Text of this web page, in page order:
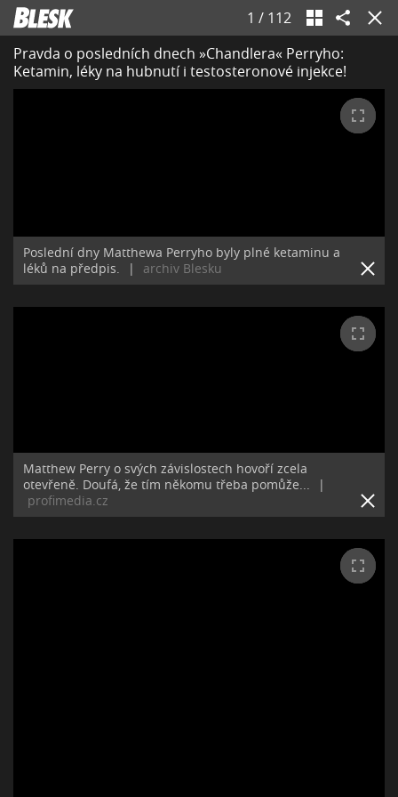
1 / 112
Pravda o posledních dnech »Chandlera« Perryho:
Ketamin, léky na hubnutí i testosteronové injekce!
Poslední dny Matthewa Perryho byly plné ketaminu a
léků na předpis.
| archiv Blesku
Matthew Perry o svých závislostech hovoří zcela
otevřeně. Doufá, že tím někomu třeba pomůže...
|
profimedia.cz